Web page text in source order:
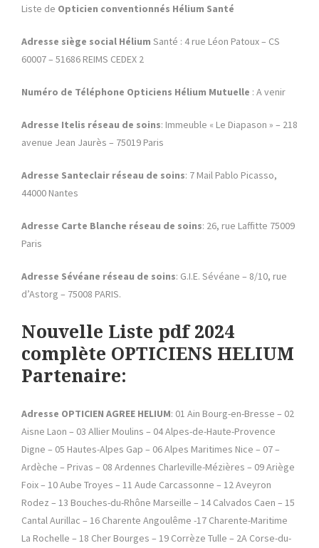
Liste de Opticien conventionnés Hélium Santé
Adresse siège social Hélium Santé : 4 rue Léon Patoux – CS
60007 – 51686 REIMS CEDEX 2
Numéro de Téléphone Opticiens Hélium Mutuelle : A venir
Adresse Itelis réseau de soins: Immeuble « Le Diapason » – 218
avenue Jean Jaurès – 75019 Paris
Adresse Santeclair réseau de soins: 7 Mail Pablo Picasso,
44000 Nantes
Adresse Carte Blanche réseau de soins: 26, rue Laffitte 75009
Paris
Adresse Sévéane réseau de soins: G.I.E. Sévéane – 8/10, rue
d’Astorg – 75008 PARIS.
Nouvelle Liste pdf 2024
complète OPTICIENS HELIUM
Partenaire:
Adresse OPTICIEN AGREE HELIUM: 01 Ain Bourg-en-Bresse – 02
Aisne Laon – 03 Allier Moulins – 04 Alpes-de-Haute-Provence
Digne – 05 Hautes-Alpes Gap – 06 Alpes Maritimes Nice – 07 –
Ardèche – Privas – 08 Ardennes Charleville-Mézières – 09 Ariège
Foix – 10 Aube Troyes – 11 Aude Carcassonne – 12 Aveyron
Rodez – 13 Bouches-du-Rhône Marseille – 14 Calvados Caen – 15
Cantal Aurillac – 16 Charente Angoulême -17 Charente-Maritime
La Rochelle – 18 Cher Bourges – 19 Corrèze Tulle – 2A Corse-du-